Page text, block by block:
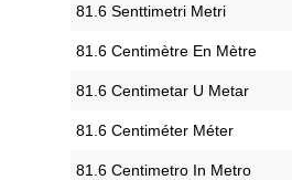
‎81.6 Senttimetri Metri
‎81.6 Centimètre En Mètre
‎81.6 Centimetar U Metar
‎81.6 Centiméter Méter
‎81.6 Centimetro In Metro